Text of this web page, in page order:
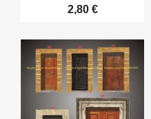
2,80 €